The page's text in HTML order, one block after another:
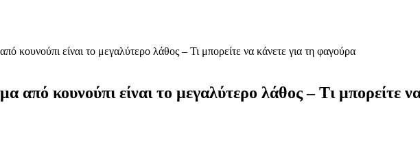
κουνούπι είναι το μεγαλύτερο λάθος – Τι μπορείτε να κάνετε για τη φαγούρα
από κουνούπι είναι το μεγαλύτερο λάθος – Τι μπορείτε